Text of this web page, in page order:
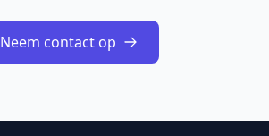
Neem contact op